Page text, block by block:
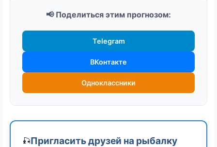
📢 Поделиться этим прогнозом:
Telegram
ВКонтакте
Одноклассники
🎣Пригласить друзей на рыбалку